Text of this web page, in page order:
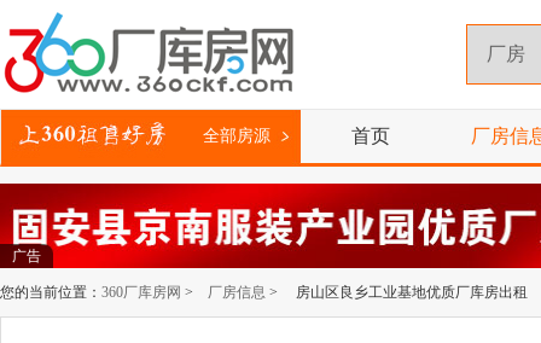
全部房源 首页 厂房信
广告
您的当前位置： 360厂库房网 > 厂房信息 > 房山区良乡工业基地优质厂库房出租